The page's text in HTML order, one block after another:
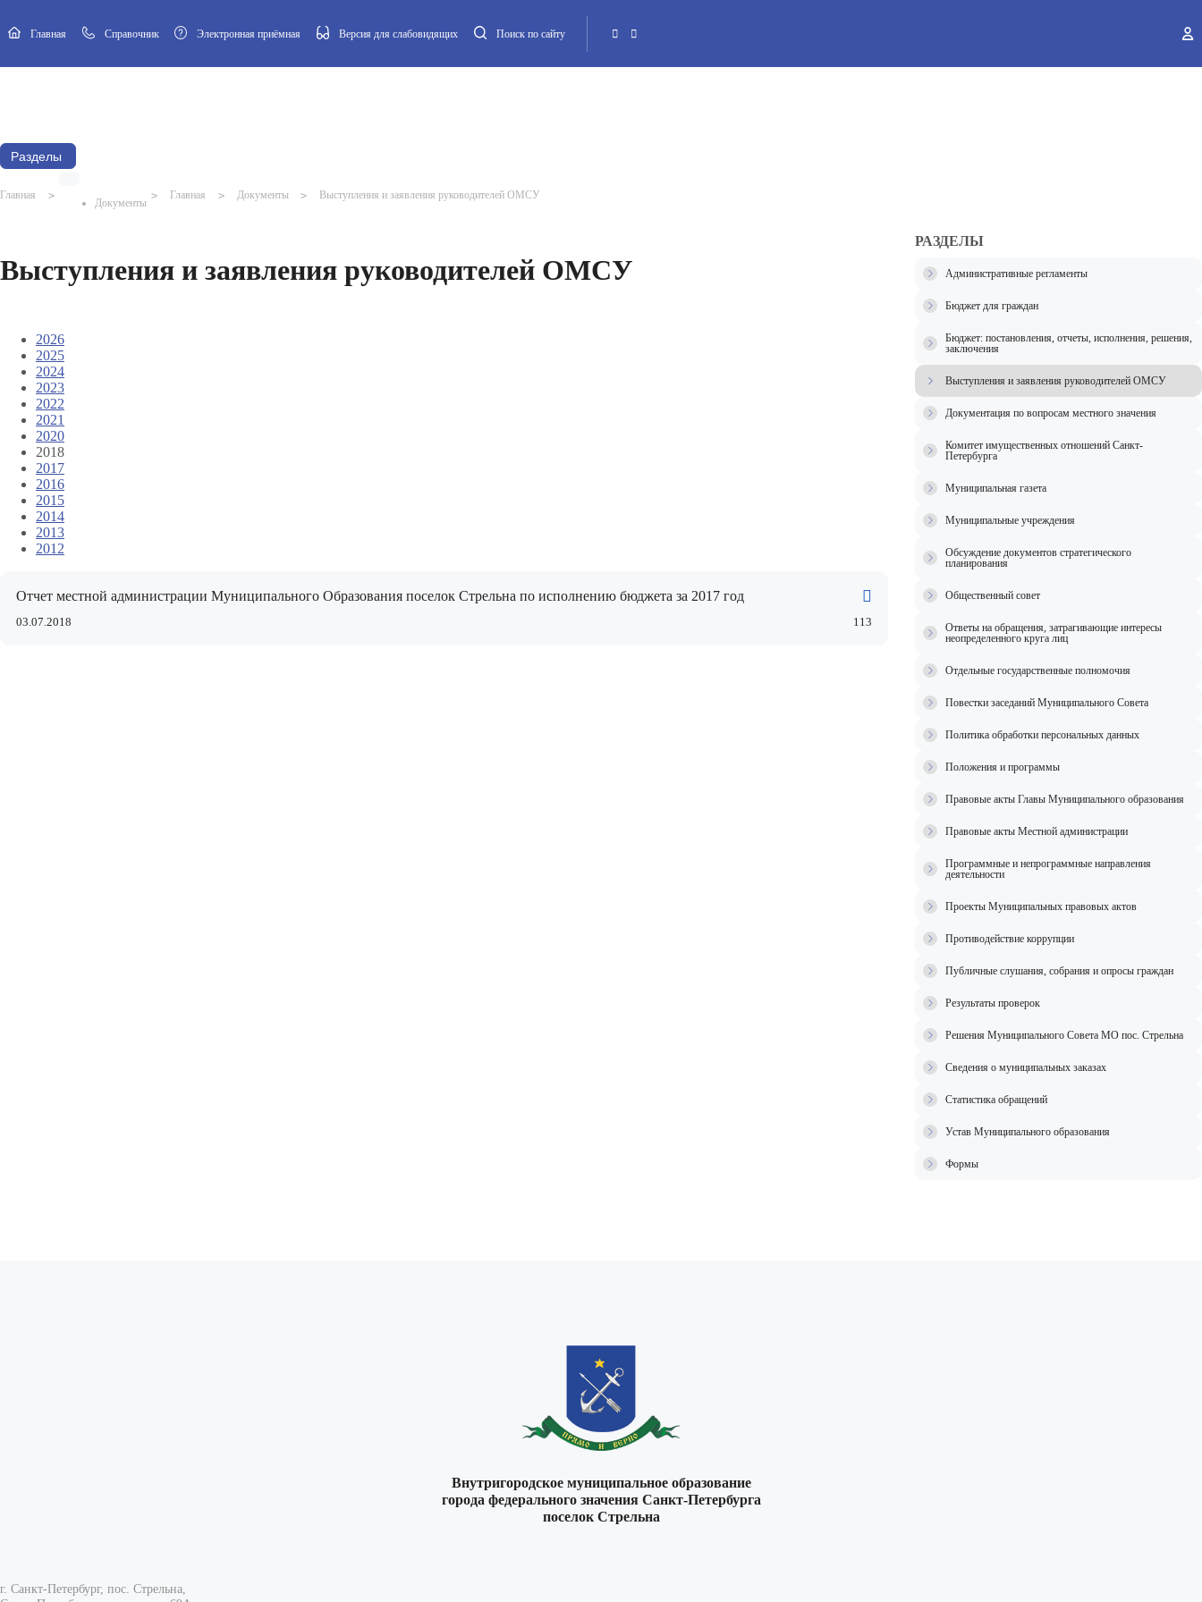
Главная Cправочник Электронная приёмная Версия для слабовидящих Поиск по сайту
Разделы
Главная >
Документы
> Главная > Документы > Выступления и заявления руководителей ОМСУ
Выступления и заявления руководителей ОМСУ
2026
2025
2024
2023
2022
2021
2020
2018
2017
2016
2015
2014
2013
2012
Отчет местной администрации Муниципального Образования поселок Стрельна по исполнению бюджета за 2017 год
03.07.2018 113
РАЗДЕЛЫ
Административные регламенты
Бюджет для граждан
Бюджет: постановления, отчеты, исполнения, решения,
заключения
Выступления и заявления руководителей ОМСУ
Документация по вопросам местного значения
Комитет имущественных отношений Санкт-
Петербурга
Муниципальная газета
Муниципальные учреждения
Обсуждение документов стратегического
планирования
Общественный совет
Ответы на обращения, затрагивающие интересы
неопределенного круга лиц
Отдельные государственные полномочия
Повестки заседаний Муниципального Совета
Политика обработки персональных данных
Положения и программы
Правовые акты Главы Муниципального образования
Правовые акты Местной администрации
Программные и непрограммные направления
деятельности
Проекты Муниципальных правовых актов
Противодействие коррупции
Публичные слушания, собрания и опросы граждан
Результаты проверок
Решения Муниципального Совета МО пос. Стрельна
Сведения о муниципальных заказах
Статистика обращений
Устав Муниципального образования
Формы
Внутригородское муниципальное образование
города федерального значения Санкт-Петербурга
поселок Стрельна
г. Санкт-Петербург, пос. Стрельна,